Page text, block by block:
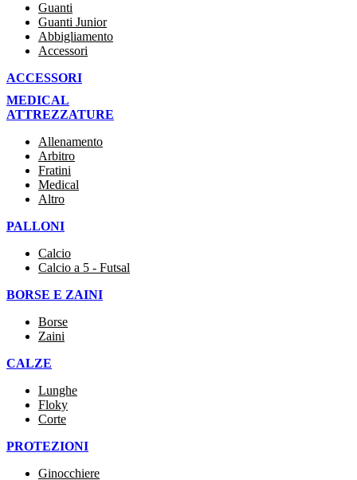
Guanti
Guanti Junior
Abbigliamento
Accessori
ACCESSORI
MEDICAL
ATTREZZATURE
Allenamento
Arbitro
Fratini
Medical
Altro
PALLONI
Calcio
Calcio a 5 - Futsal
BORSE E ZAINI
Borse
Zaini
CALZE
Lunghe
Floky
Corte
PROTEZIONI
Ginocchiere